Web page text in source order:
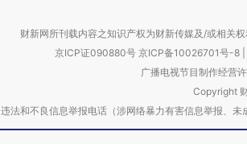
财新网所刊载内容之知识产权为财新传媒及/或相关
京ICP证090880号 京ICP备10026701号-8
广播电视节目制作经营
Copyright
违法和不良信息举报电话（涉网络暴力有害信息举报